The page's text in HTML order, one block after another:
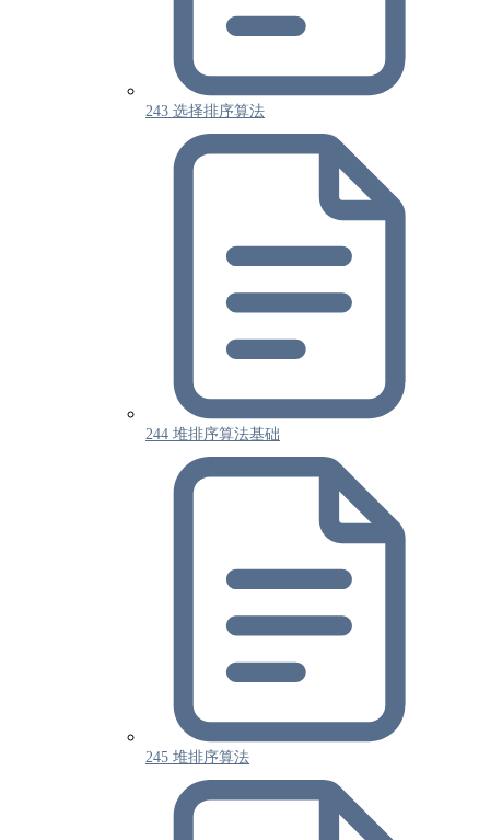
243 选择排序算法
244 堆排序算法基础
245 堆排序算法